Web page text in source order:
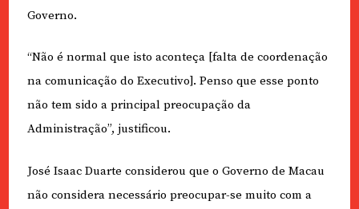
Governo.
“Não é normal que isto aconteça [falta de coordenação
na comunicação do Executivo]. Penso que esse ponto
não tem sido a principal preocupação da
Administração”, justificou.
José Isaac Duarte considerou que o Governo de Macau
não considera necessário preocupar-se muito com a